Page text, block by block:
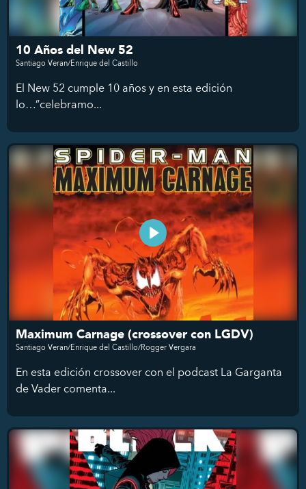
10 Años del New 52
Santiago Veran/Enrique del Castillo
El New 52 cumple 10 años y en esta edición
lo…”celebramo...
Maximum Carnage (crossover con LGDV)
Santiago Veran/Enrique del Castillo/Rogger Vergara
En esta edición crossover con el podcast La Garganta
de Vader comenta...